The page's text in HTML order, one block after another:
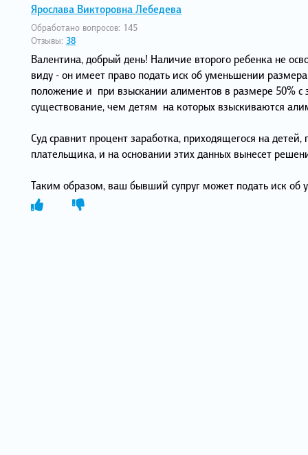
Ярослава Викторовна Лебедева
Обработано вопросов: 145
Отзывы: 38
Валентина, добрый день! Наличие второго ребенка не
виду - он имеет право подать иск об уменьшении
положение и при взыскании алиментов в размере 50% с
существование, чем детям на которых взыскиваются
Суд сравнит процент заработка, приходящегося на
плательщика, и на основании этих данных вынесет
Таким образом, ваш бывший супруг может подать иск